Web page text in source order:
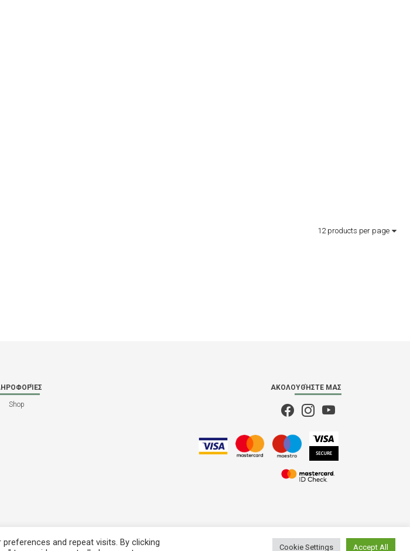
Shop
ΑΚΟΛΟΥΘΉΣΤΕ ΜΑΣ
and repeat visits. By clicking
Cookie Settings Accept All